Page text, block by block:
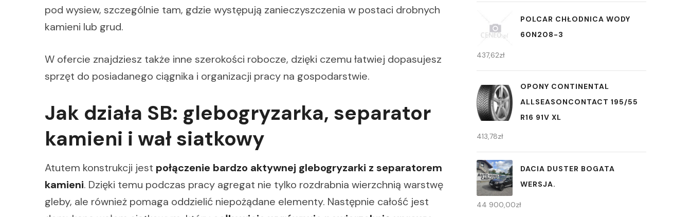
pod wysiew, szczególnie tam, gdzie występują zanieczyszczenia w postaci drobnych
kamieni lub grud.
W ofercie znajdziesz także inne szerokości robocze, dzięki czemu łatwiej dopasujesz
sprzęt do posiadanego ciągnika i organizacji pracy na gospodarstwie.
Jak działa SB: glebogryzarka, separator
kamieni i wał siatkowy
Atutem konstrukcji jest połączenie bardzo aktywnej glebogryzarki z separatorem
kamieni. Dzięki temu podczas pracy agregat nie tylko rozdrabnia wierzchnią warstwę
gleby, ale również pomaga oddzielić niepożądane elementy. Następnie całość jest
POLCAR CHŁODNICA WODY
60N208-3
437,62zł
OPONY CONTINENTAL
ALLSEASONCONTACT 195/55
R16 91V XL
413,78zł
DACIA DUSTER BOGATA
WERSJA.
44 900,00zł